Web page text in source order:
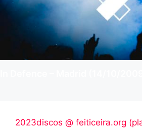
2023discos @ feiticeira.org